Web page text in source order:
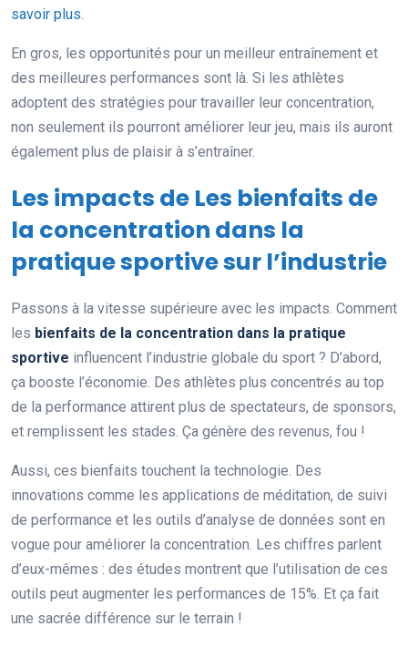
savoir plus
En gros, les opportunités pour un meilleur entraînement et
des meilleures performances sont là. Si les athlètes
adoptent des stratégies pour travailler leur concentration,
non seulement ils pourront améliorer leur jeu, mais ils auront
également plus de plaisir à s’entraîner.
Les impacts de Les bienfaits de
la concentration dans la
pratique sportive sur l’industrie
Passons à la vitesse supérieure avec les impacts. Comment
les bienfaits de la concentration dans la pratique
sportive influencent l’industrie globale du sport ? D’abord,
ça booste l’économie. Des athlètes plus concentrés au top
de la performance attirent plus de spectateurs, de sponsors,
et remplissent les stades. Ça génère des revenus, fou !
Aussi, ces bienfaits touchent la technologie. Des
innovations comme les applications de méditation, de suivi
de performance et les outils d’analyse de données sont en
vogue pour améliorer la concentration. Les chiffres parlent
d’eux-mêmes : des études montrent que l’utilisation de ces
outils peut augmenter les performances de 15%. Et ça fait
une sacrée différence sur le terrain !